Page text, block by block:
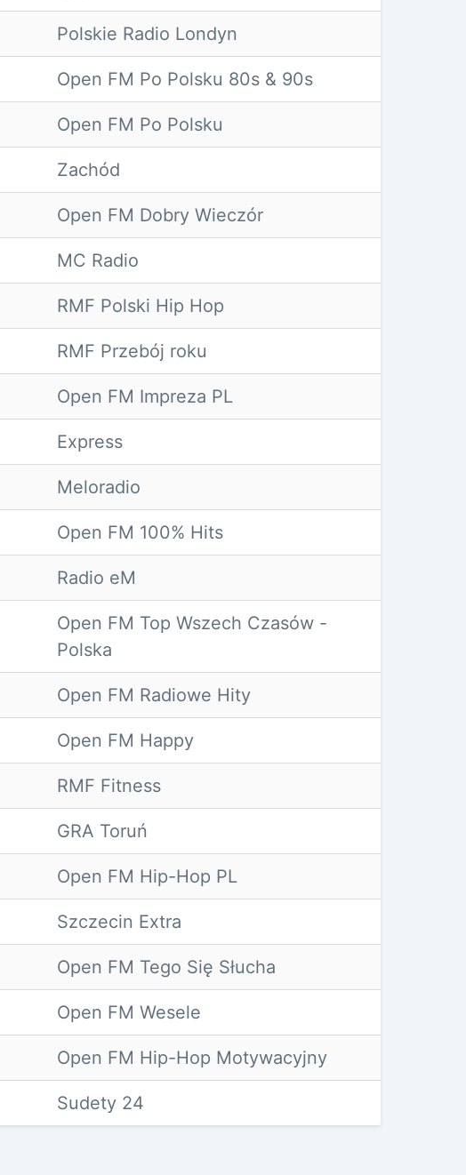
Polskie Radio Londyn
Open FM Po Polsku 80s & 90s
Open FM Po Polsku
Zachód
Open FM Dobry Wieczór
MC Radio
RMF Polski Hip Hop
RMF Przebój roku
Open FM Impreza PL
Express
Meloradio
Open FM 100% Hits
Radio eM
Open FM Top Wszech Czasów -
Polska
Open FM Radiowe Hity
Open FM Happy
RMF Fitness
GRA Toruń
Open FM Hip-Hop PL
Szczecin Extra
Open FM Tego Się Słucha
Open FM Wesele
Open FM Hip-Hop Motywacyjny
Sudety 24